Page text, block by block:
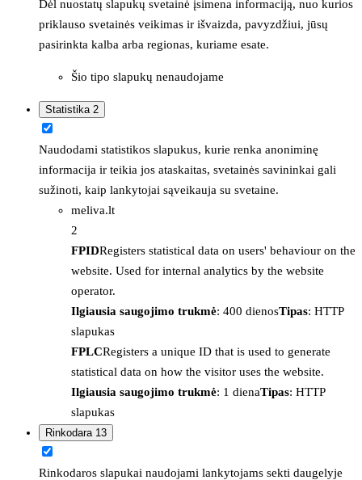
Dėl nuostatų slapukų svetainė įsimena informaciją, nuo kurios
priklauso svetainės veikimas ir išvaizda, pavyzdžiui, jūsų
pasirinkta kalba arba regionas, kuriame esate.
Šio tipo slapukų nenaudojame
Statistika 2
Naudodami statistikos slapukus, kurie renka anoniminę
informacija ir teikia jos ataskaitas, svetainės savininkai gali
sužinoti, kaip lankytojai sąveikauja su svetaine.
meliva.lt
2
FPIDRegisters statistical data on users' behaviour on the
website. Used for internal analytics by the website
operator.
Ilgiausia saugojimo trukmė: 400 dienosTipas: HTTP
slapukas
FPLCRegisters a unique ID that is used to generate
statistical data on how the visitor uses the website.
Ilgiausia saugojimo trukmė: 1 dienaTipas: HTTP
slapukas
Rinkodara 13
Rinkodaros slapukai naudojami lankytojams sekti daugelyje